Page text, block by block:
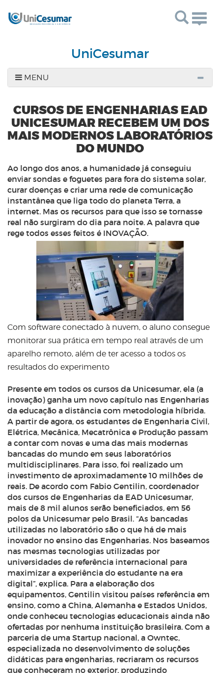
UniCesumar
MENU
CURSOS DE ENGENHARIAS EAD
UNICESUMAR RECEBEM UM DOS
MAIS MODERNOS LABORATÓRIOS
DO MUNDO
Ao longo dos anos, a humanidade já conseguiu
enviar sondas e foguetes para fora do sistema solar,
curar doenças e criar uma rede de comunicação
instantânea que liga todo do planeta Terra, a
internet. Mas os recursos para que isso se tornasse
real não surgiram do dia para noite. A palavra que
rege todos esses feitos é INOVAÇÃO.
Com software conectado à nuvem, o aluno consegue
monitorar sua prática em tempo real através de um
aparelho remoto, além de ter acesso a todos os
resultados do experimento
Presente em todos os cursos da Unicesumar, ela (a
inovação) ganha um novo capítulo nas Engenharias
da educação a distância com metodologia híbrida.
A partir de agora, os estudantes de Engenharia Civil,
Elétrica, Mecânica, Mecatrônica e Produção passam
a contar com novas e uma das mais modernas
bancadas do mundo em seus laboratórios
multidisciplinares. Para isso, foi realizado um
investimento de aproximadamente 10 milhões de
reais. De acordo com Fabio Gentilin, coordenador
dos cursos de Engenharias da EAD Unicesumar,
mais de 8 mil alunos serão beneficiados, em 56
polos da Unicesumar pelo Brasil. “As bancadas
utilizadas no laboratório são o que há de mais
inovador no ensino das Engenharias. Nos baseamos
nas mesmas tecnologias utilizadas por
universidades de referência internacional para
maximizar a experiência do estudante na era
digital”, explica. Para a elaboração dos
equipamentos, Gentilin visitou países referência em
ensino, como a China, Alemanha e Estados Unidos,
onde conheceu tecnologias educacionais ainda não
ofertadas por nenhuma instituição brasileira. Com a
parceria de uma Startup nacional, a Owntec,
especializada no desenvolvimento de soluções
didáticas para engenharias, recriaram os recursos
que conheceram no exterior, produzindo